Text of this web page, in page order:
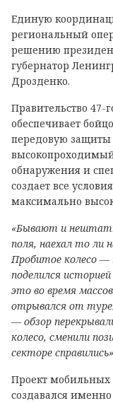
Единую
региональный
решению
губернатор
Дрозденко.
Правительство 47-
обеспечивает
передовую защиты
обнаружения и
создает все
максимально
«Бывают и
поля, наехал то ли
Пробитое колесо
поделился
это во время
отрывался от
— обзор
колесо, сменили
секторе
Проект мобильных
создавался